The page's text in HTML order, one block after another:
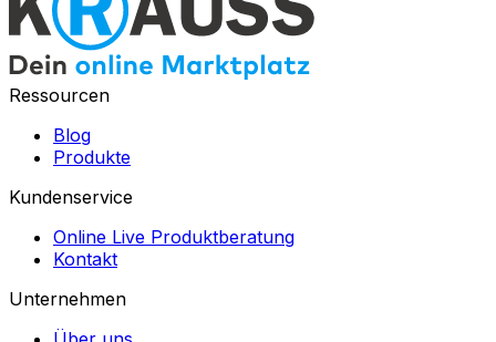
Ressourcen
Blog
Produkte
Kundenservice
Online Live Produktberatung
Kontakt
Unternehmen